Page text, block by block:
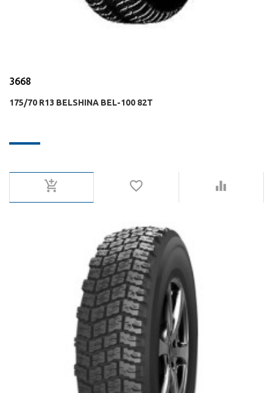
3668
175/70 R13 BELSHINA BEL-100 82T